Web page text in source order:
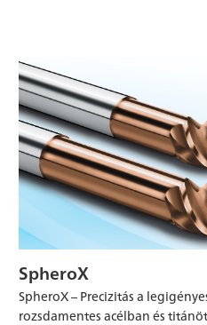
SpheroX
SpheroX – Precizitás a
rozsdamentes acélban és